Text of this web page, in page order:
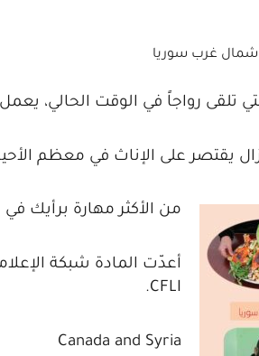
شمال غرب سوريا
تلقى رواجاً في الوقت الحالي،
يقتصر على الإناث في معظم
من الأكثر مهارة برأيك في
أعدّت المادة شبكة
CFLI.
Canada and Syria